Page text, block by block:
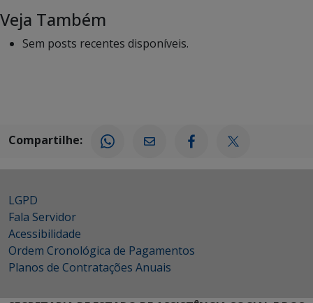
Veja Também
Sem posts recentes disponíveis.
Compartilhe:
LGPD
Fala Servidor
Acessibilidade
Ordem Cronológica de Pagamentos
Planos de Contratações Anuais